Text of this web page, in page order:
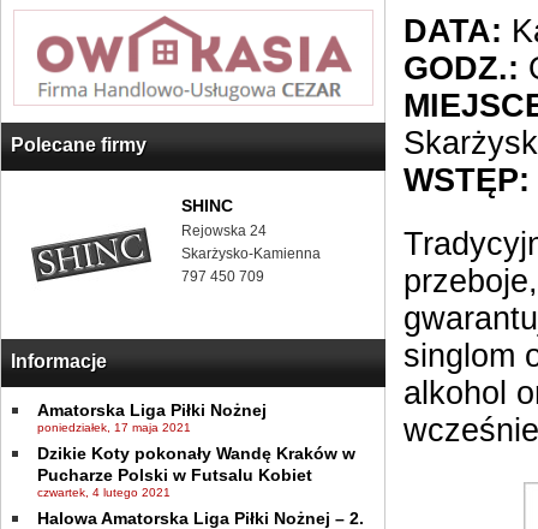
Polecane firmy
SHINC
Rejowska 24
Skarżysko-Kamienna
797 450 709
Informacje
Amatorska Liga Piłki Nożnej
poniedziałek, 17 maja 2021
Dzikie Koty pokonały Wandę Kraków w
Pucharze Polski w Futsalu Kobiet
czwartek, 4 lutego 2021
Halowa Amatorska Liga Piłki Nożnej – 2.
DATA:
GODZ.:
WSTĘP:
singlom
alkohol